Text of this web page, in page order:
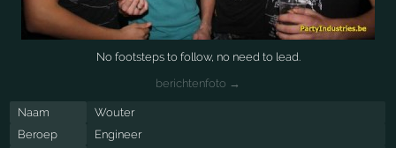
No footsteps to follow, no need to lead.
berichtenfoto →
Naam
Wouter
Beroep
Engineer